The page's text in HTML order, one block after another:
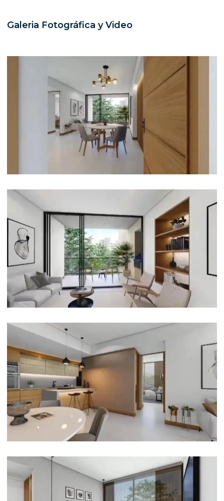
Galeria Fotográfica y Video